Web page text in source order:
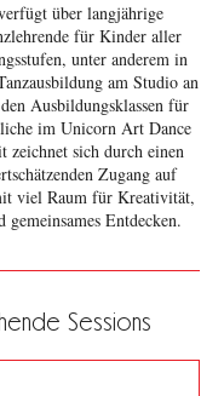
über langjährige
für Kinder aller
unter anderem in
am Studio an
Ausbildungsklassen für
im Unicorn Art Dance
zeichnet sich durch einen
Zugang auf
viel Raum für Kreativität,
Sessions